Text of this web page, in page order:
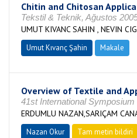
Chitin and Chitosan
Tekstil & Teknik, Ağustos
UMUT KIVANC SAHIN , NEVIN
Umut Kıvanç Şahin Makale
Overview of Textile and
41st International
ERDUMLU NAZAN,SARIÇAM
Nazan Okur Tam metin bildiri